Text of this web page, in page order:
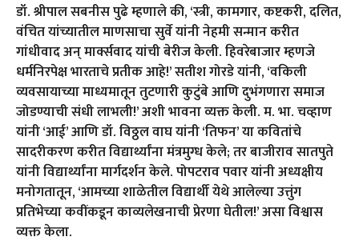
डॉ. श्रीपाल सबनीस पुढे म्हणाले की, ‘स्त्री, कामगार, कष्टकरी, दलित,
वंचित यांच्यातील माणसाचा सुर्वे यांनी नेहमी सन्मान करीत
गांधीवाद अन् मार्क्सवाद यांची बेरीज केली. हिवरेबाजार म्हणजे
धर्मनिरपेक्ष भारताचे प्रतीक आहे!’ सतीश गोरडे यांनी, ‘वकिली
व्यवसायाच्या माध्यमातून तुटणारी कुटुंबे आणि दुभंगणारा समाज
जोडण्याची संधी लाभली!’ अशी भावना व्यक्त केली. म. भा. चव्हाण
यांनी ‘आई’ आणि डॉ. विठ्ठल वाघ यांनी ‘तिफन’ या कवितांचे
सादरीकरण करीत विद्यार्थ्यांना मंत्रमुग्ध केले; तर बाजीराव सातपुते
यांनी विद्यार्थ्यांना मार्गदर्शन केले. पोपटराव पवार यांनी अध्यक्षीय
मनोगतातून, ‘आमच्या शाळेतील विद्यार्थी येथे आलेल्या उत्तुंग
प्रतिभेच्या कवींकडून काव्यलेखनाची प्रेरणा घेतील!’ असा विश्वास
व्यक्त केला.